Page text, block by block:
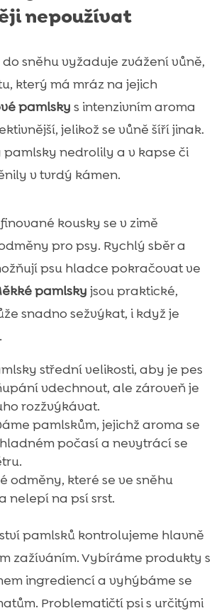
nepoužívat
sněhu vyžaduje zvážení vůně,
který má mráz na jejich
pamlsky s intenzivním aroma
jelikož se vůně šíří jinak.
pamlsky nedrolily a v kapse či
v tvrdý kámen.
kousky se v zimě
pro psy. Rychlý sběr a
psu hladce pokračovat ve
pamlsky jsou praktické,
snadno sežvýkat, i když je
střední velikosti, aby je pes
vdechnout, ale zároveň je
rozžvýkávat.
pamlskům, jejichž aroma se
počasí a nevytrácí se
odměny, které se ve sněhu
nelepí na psí srst.
pamlsků kontrolujeme hlavně
zažíváním. Vybíráme produkty s
ingrediencí a vyhýbáme se
Problematičtí psi s určitými